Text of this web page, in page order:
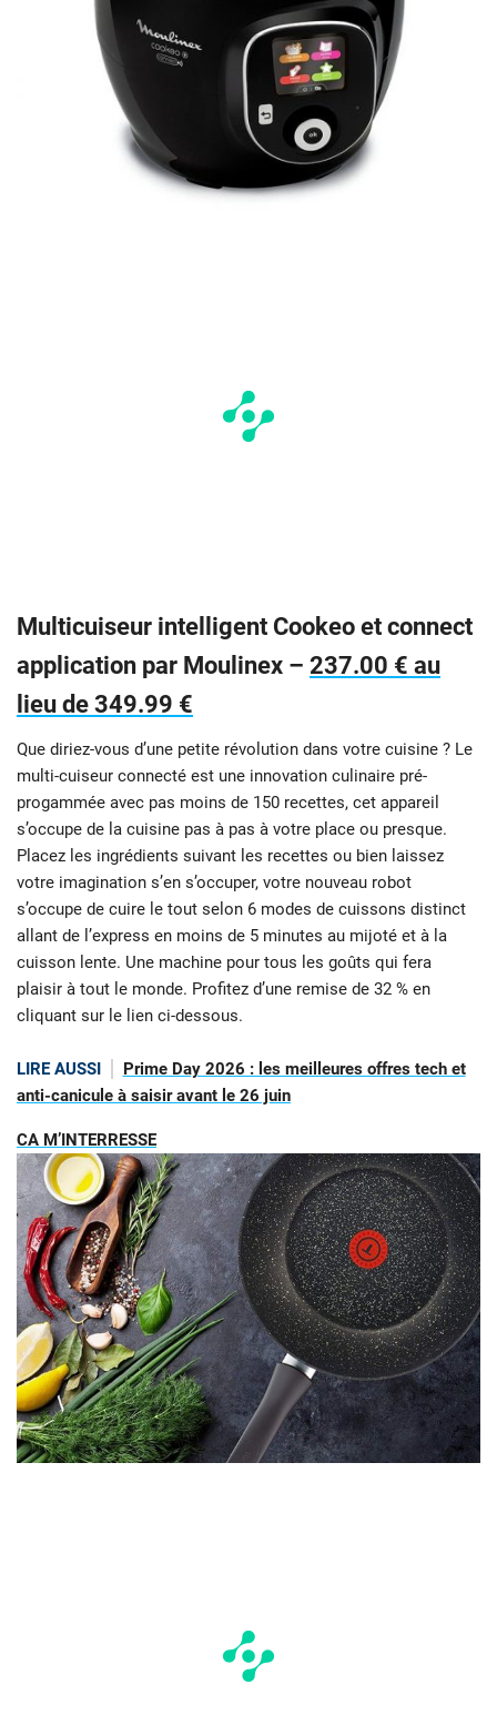
Multicuiseur intelligent Cookeo et connect
application par Moulinex – 237.00 € au
lieu de 349.99 €
Que diriez-vous d’une petite révolution dans votre cuisine ? Le
multi-cuiseur connecté est une innovation culinaire pré-
progammée avec pas moins de 150 recettes, cet appareil
s’occupe de la cuisine pas à pas à votre place ou presque.
Placez les ingrédients suivant les recettes ou bien laissez
votre imagination s’en s’occuper, votre nouveau robot
s’occupe de cuire le tout selon 6 modes de cuissons distinct
allant de l’express en moins de 5 minutes au mijoté et à la
cuisson lente. Une machine pour tous les goûts qui fera
plaisir à tout le monde. Profitez d’une remise de 32 % en
cliquant sur le lien ci-dessous.
LIRE AUSSI
Prime Day 2026 : les meilleures offres tech et
anti-canicule à saisir avant le 26 juin
CA M’INTERRESSE